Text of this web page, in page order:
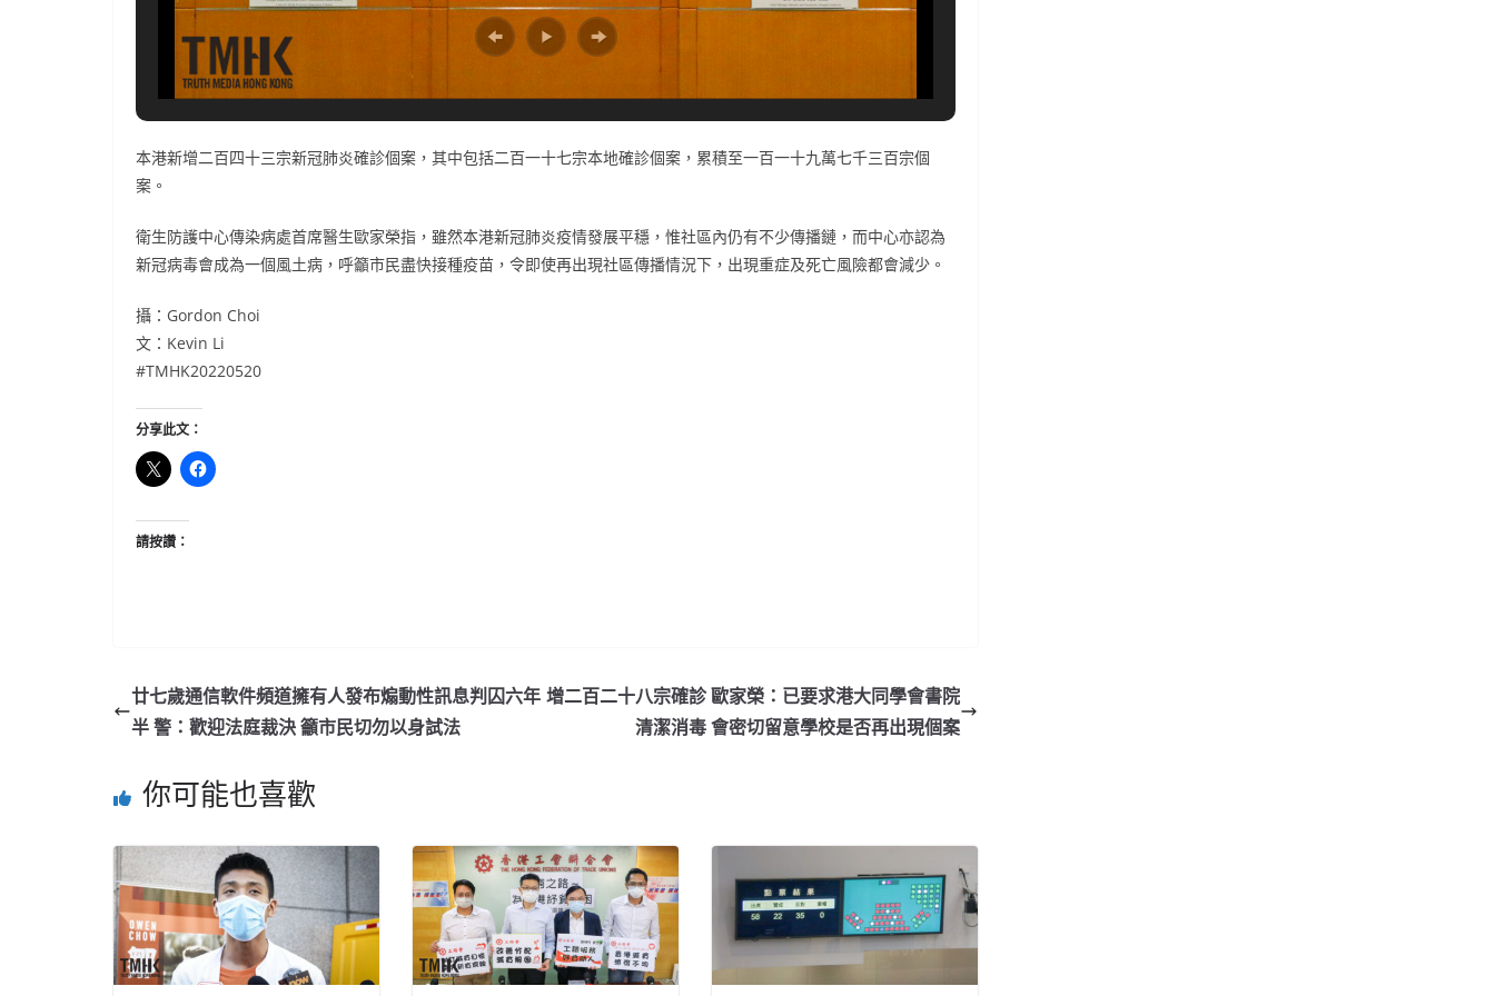
本港新增二百四十三宗新冠肺炎確診個案，其中包括二百一十七宗本地確診個案，累積至一百一十九萬七千三百宗個
案。
衛生防護中心傳染病處首席醫生歐家榮指，雖然本港新冠肺炎疫情發展平穩，惟社區內仍有不少傳播鏈，而中心亦認為
新冠病毒會成為一個風土病，呼籲市民盡快接種疫苗，令即使再出現社區傳播情況下，出現重症及死亡風險都會減少。
攝：Gordon Choi
文：Kevin Li
#TMHK20220520
分享此文：
請按讚：
廿七歲通信軟件頻道擁有人發布煽動性訊息判囚六年
半 警：歡迎法庭裁決 籲市民切勿以身試法
增二百二十八宗確診 歐家榮：已要求港大同學會書院
清潔消毒 會密切留意學校是否再出現個案
你可能也喜歡